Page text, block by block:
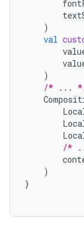
)
val
)
/* ...
/*
)
}